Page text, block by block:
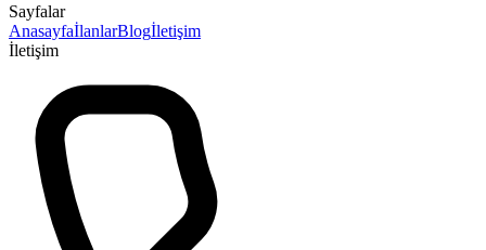
Sayfalar
AnasayfaİlanlarBlogİletişim
İletişim